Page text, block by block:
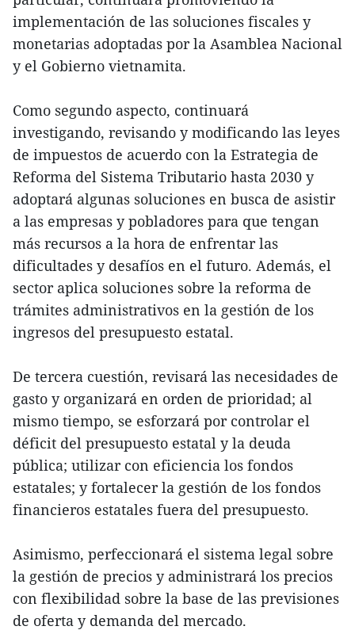
implementación de las soluciones fiscales y
monetarias adoptadas por la Asamblea Nacional
y el Gobierno vietnamita.
Como segundo aspecto, continuará
investigando, revisando y modificando las leyes
de impuestos de acuerdo con la Estrategia de
Reforma del Sistema Tributario hasta 2030 y
adoptará algunas soluciones en busca de asistir
a las empresas y pobladores para que tengan
más recursos a la hora de enfrentar las
dificultades y desafíos en el futuro. Además, el
sector aplica soluciones sobre la reforma de
trámites administrativos en la gestión de los
ingresos del presupuesto estatal.
De tercera cuestión, revisará las necesidades de
gasto y organizará en orden de prioridad; al
mismo tiempo, se esforzará por controlar el
déficit del presupuesto estatal y la deuda
pública; utilizar con eficiencia los fondos
estatales; y fortalecer la gestión de los fondos
financieros estatales fuera del presupuesto.
Asimismo, perfeccionará el sistema legal sobre
la gestión de precios y administrará los precios
con flexibilidad sobre la base de las previsiones
de oferta y demanda del mercado.